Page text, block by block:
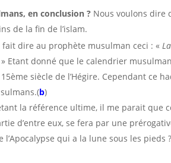
en conclusion ? Nous voulons dire
de la fin de l’islam.
fait dire au prophète musulman ceci : «
» Etant donné que le calendrier
siècle de l’Hégire. Cependant ce
b)
la référence ultime, il me parait que
d’entre eux, se fera par une
l’Apocalypse qui a la lune sous les